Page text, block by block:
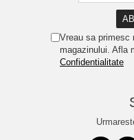
Vreau sa primesc
magazinului. Afla
Confidentialitate